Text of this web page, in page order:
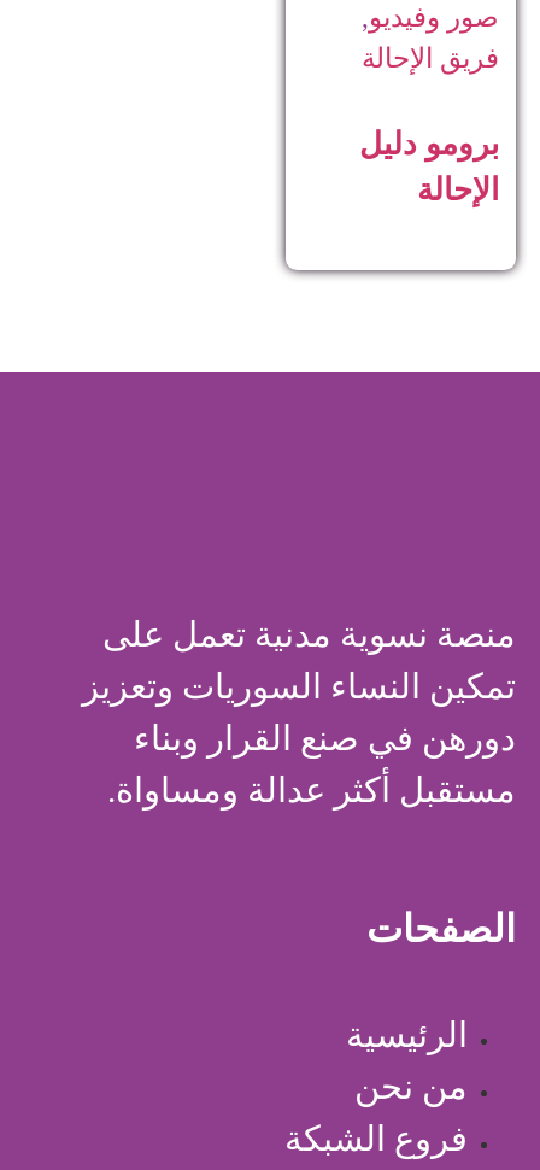
صور وفيديو,
فريق الإحالة
برومو دليل
الإحالة
منصة نسوية مدنية تعمل على
تمكين النساء السوريات وتعزيز
دورهن في صنع القرار وبناء
مستقبل أكثر عدالة ومساواة.
الصفحات
الرئيسية
من نحن
فروع الشبكة